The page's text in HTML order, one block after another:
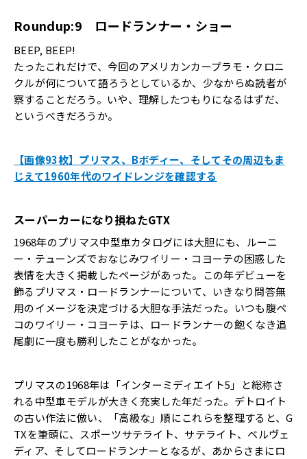
Roundup:9 ロードランナー・ショー
BEEP, BEEP!
たったこれだけで、今回のアメリカンカープラモ・ クロニ
クルが何について語ろうとしているか、 少なからぬ読者が
察することだろう。いや、 理解したつもりになるはずだ、
というべきだろうか。
【画像93枚】プリマス、Bボディー、そしてその周辺もま
じえて1960年代のワイドレンジを確認する
スーパーカーになり損ねたGTX
1968年のプリマス中型車カタログには大胆にも、ルーニ
ー・ テューンズでおなじみワイリー・ コヨーテの困惑した
表情を大きく掲載したページがあった。 この年デビューを
飾るプリマス・ロードランナーについて、 いきなり問答無
用のイメージを決定づける大胆な手法だった。 いつも腹ペ
コのワイリー・コヨーテは、 ロードランナーの飽くなき追
尾劇に一度も勝利したことがなかった。
プリマスの1968年は「インターミディエイト5」
と総称さ
れる中型車モデルが大きく充実した年だった。 デトロイト
の古い作法に倣い、「高級な」順にこれらを整理すると、G
TXを筆頭に、スポーツサテライト、サテライト、ベルヴェ
ディア、そしてロードランナーとなるが、 あからさまにロ